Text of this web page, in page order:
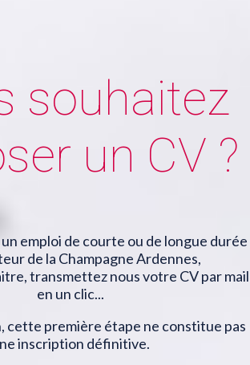
souhaitez
un CV ?
emploi de courte ou de longue durée
de la Champagne Ardennes,
transmettez nous votre CV par mail
en un clic...
cette première étape ne constitue pas
inscription définitive.